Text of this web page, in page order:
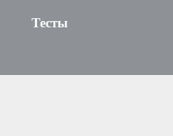
Тесты